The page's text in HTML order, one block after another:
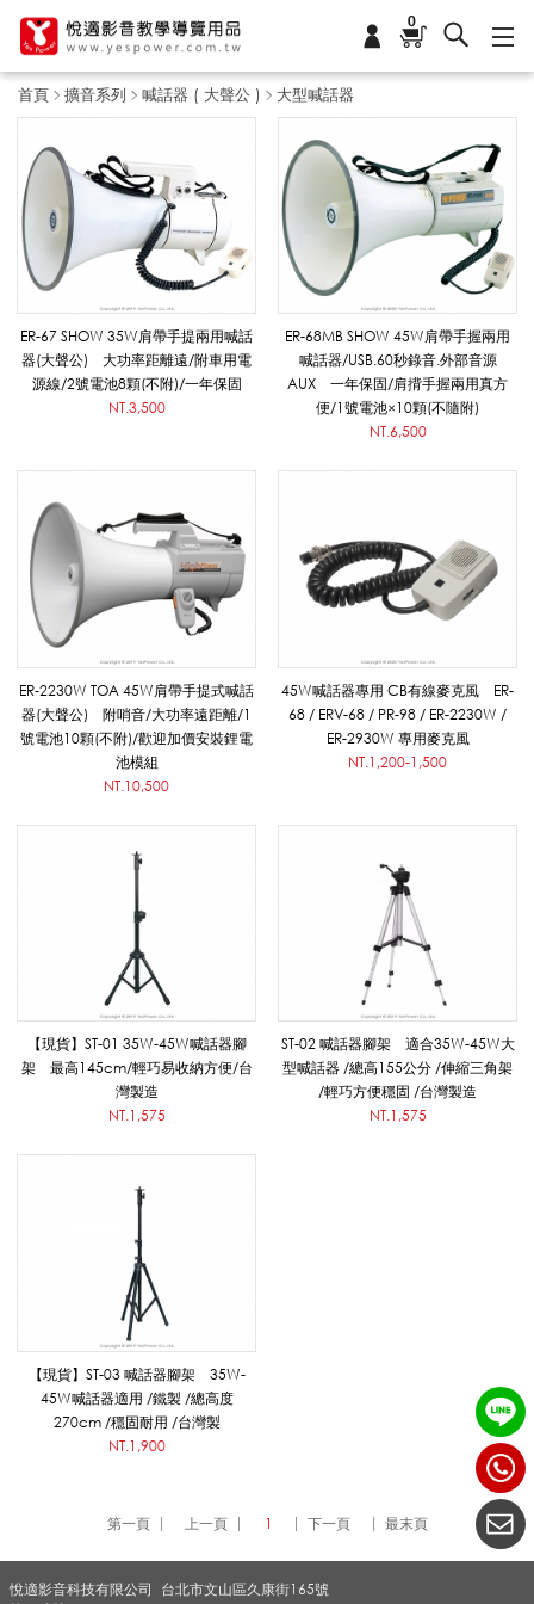
0
首頁 擴音系列 喊話器 ( 大聲公 ) 大型喊話器
大
型
喊
器
_
喊
話
大
_
ER-67 SHOW 35W肩帶手提兩用喊話
器(大聲公) 大功率距離遠/附車用電
源線/2號電池8顆(不附)/一年保固
NT.3,500
ER-68MB SHOW 45W肩帶手握兩用
喊話器/USB.60秒錄音.外部音源
AUX 一年保固/肩揹手握兩用真方
便/1號電池×10顆(不隨附)
NT.6,500
ER-2230W TOA 45W肩帶手提式喊話
器(大聲公) 附哨音/大功率遠距離/1
號電池10顆(不附)/歡迎加價安裝鋰電
池模組
NT.10,500
45W喊話器專用 CB有線麥克風 ER-
68 / ERV-68 / PR-98 / ER-2230W /
ER-2930W 專用麥克風
NT.1,200-1,500
【現貨】ST-01 35W-45W喊話器腳
架 最高145cm/輕巧易收納方便/台
灣製造
NT.1,575
ST-02 喊話器腳架 適合35W-45W大
型喊話器 /總高155公分 /伸縮三角架
/輕巧方便穩固 /台灣製造
NT.1,575
【現貨】ST-03 喊話器腳架 35W-
45W喊話器適用 /鐵製 /總高度
270cm /穩固耐用 /台灣製
NT.1,900
第一頁 上一頁 1 下一頁 最末頁
悅適影音科技有限公司
台北市文山區久康街165號